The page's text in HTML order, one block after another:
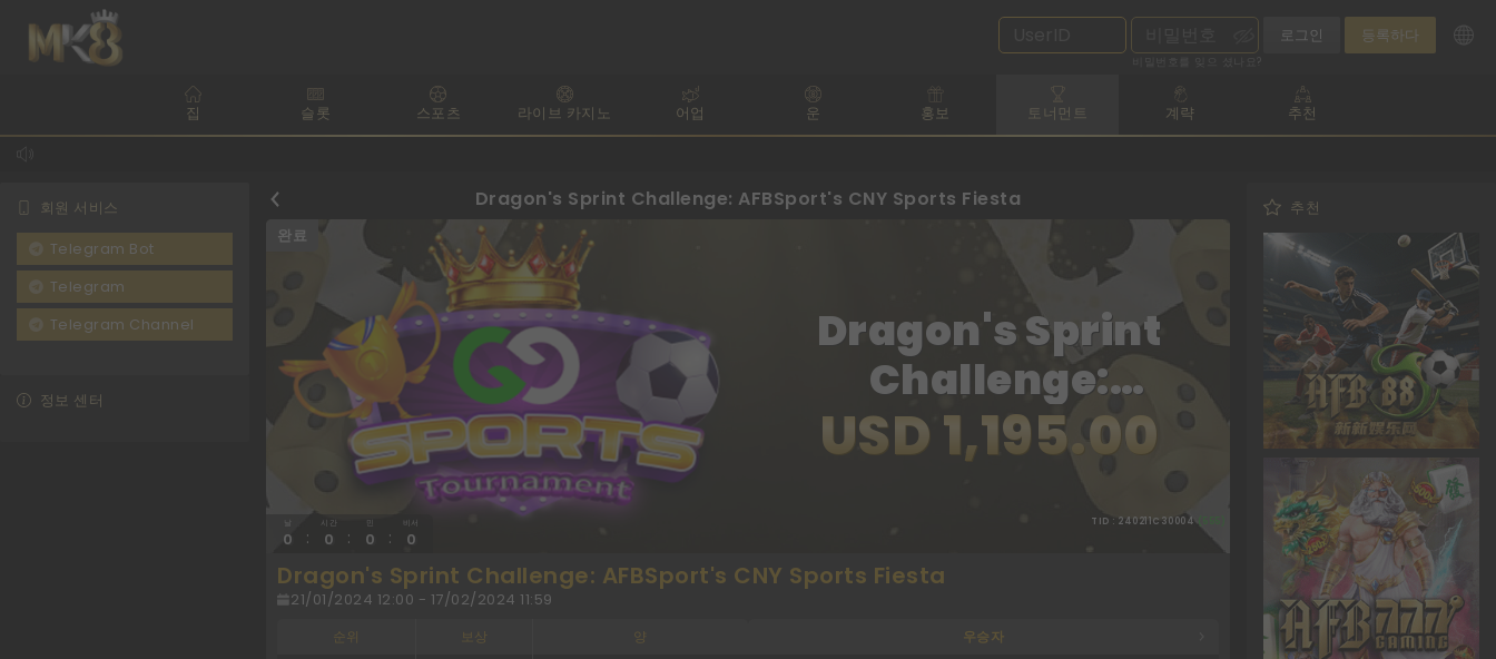
로그인 등록하다
집 슬롯 스포츠 라이브 카지노 어업 운 홍보 토너먼트 계략 추천
회원 서비스
Telegram Bot
Telegram
Telegram Channel
정보 센터
Dragon's Sprint Challenge: AFBSport's CNY Sports Fiesta
완료
날
0 :
시간
0 :
민
0 :
비서
0
TID : 240211C30004
Dragon's Sprint
Challenge:
AFBSport's CNY
Sports Fiesta
USD 1,195.00
Dragon's Sprint Challenge: AFBSport's CNY Sports Fiesta
21/01/2024 12:00 - 17/02/2024 11:59
순위 보상
양
우승자
추천